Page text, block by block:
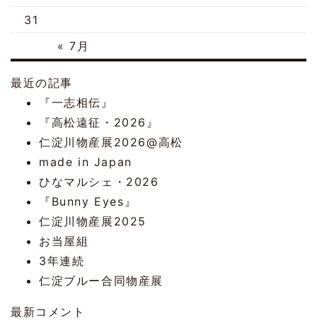
« 7月
31
最近の記事
『一志相伝』
『高松遠征・2026』
仁淀川物産展2026@高松
made in Japan
ひなマルシェ・2026
『Bunny Eyes』
仁淀川物産展2025
お当屋組
3年連続
仁淀ブルー合同物産展
最新コメント